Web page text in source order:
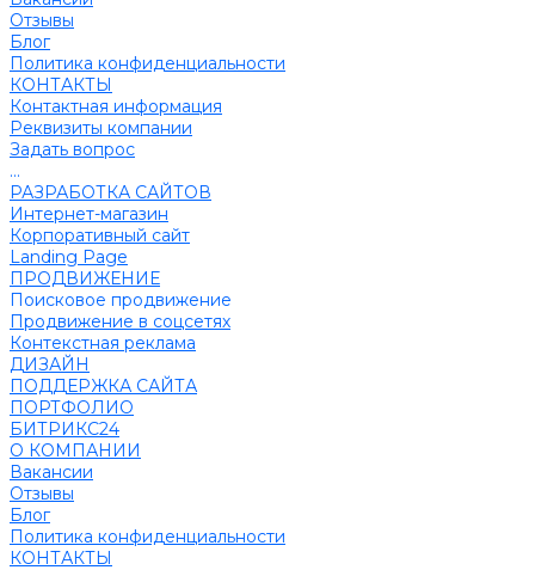
Отзывы
Блог
Политика конфиденциальности
КОНТАКТЫ
Контактная информация
Реквизиты компании
Задать вопрос
...
РАЗРАБОТКА САЙТОВ
Интернет-магазин
Корпоративный сайт
Landing Page
ПРОДВИЖЕНИЕ
Поисковое продвижение
Продвижение в соцсетях
Контекстная реклама
ДИЗАЙН
ПОДДЕРЖКА САЙТА
ПОРТФОЛИО
БИТРИКС24
О КОМПАНИИ
Вакансии
Отзывы
Блог
Политика конфиденциальности
КОНТАКТЫ